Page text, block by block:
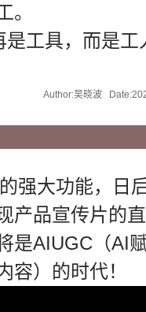
。
Author:吴晓波
强大功能，日
产品宣传片的直
是AIUGC（AI
容）的时代！